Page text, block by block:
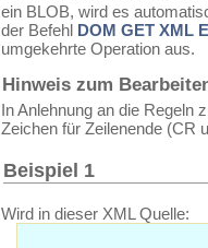
ein BLOB, wird es
der Befehl DOM GET XML
umgekehrte Operation aus.
Hinweis zum
In Anlehnung an die Regeln
Zeichen für Zeilenende (CR
Beispiel 1
Wird in dieser XML Quelle: